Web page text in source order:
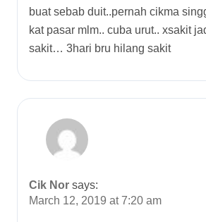
buat sebab duit..pernah cikma
kat pasar mlm.. cuba urut.. xsakit
sakit… 3hari bru hilang sakit
Cik Nor says:
March 12, 2019 at 7:20 am